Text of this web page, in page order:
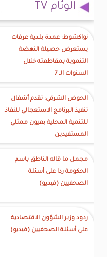
الوئام TV
نواكشوط: عمدة بلدية عرفات
يستعرض حصيلة النهضة
التنموية بمقاطعته خلال
السنوات الـ 7
الحوض الشرقي: تقدم أشغال
تنفيذ البرنامج الاستعجالي للنفاذ
للتنمية المحلية بعيون ممثلي
المستفيدين
مجمل ما قاله الناطق باسم
الحكومة ردا على أسئلة
الصحفيين (فيديو)
ردود وزير الشؤون الاقتصادية
على أسئلة الصحفيين (فيديو)